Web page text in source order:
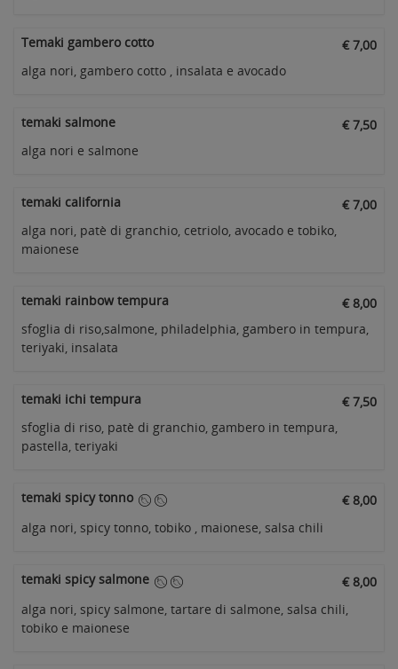
Temaki gambero cotto
€ 7,00
alga nori, gambero cotto , insalata e avocado
temaki salmone
€ 7,50
alga nori e salmone
temaki california
€ 7,00
alga nori, patè di granchio, cetriolo, avocado e tobiko,
maionese
temaki rainbow tempura
€ 8,00
sfoglia di riso,salmone, philadelphia, gambero in tempura,
teriyaki, insalata
temaki ichi tempura
€ 7,50
sfoglia di riso, patè di granchio, gambero in tempura,
pastella, teriyaki
temaki spicy tonno
€ 8,00
alga nori, spicy tonno, tobiko , maionese, salsa chili
temaki spicy salmone
€ 8,00
alga nori, spicy salmone, tartare di salmone, salsa chili,
tobiko e maionese